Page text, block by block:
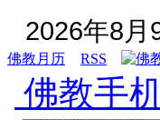
2026年8月
佛教月历 RSS
佛教手